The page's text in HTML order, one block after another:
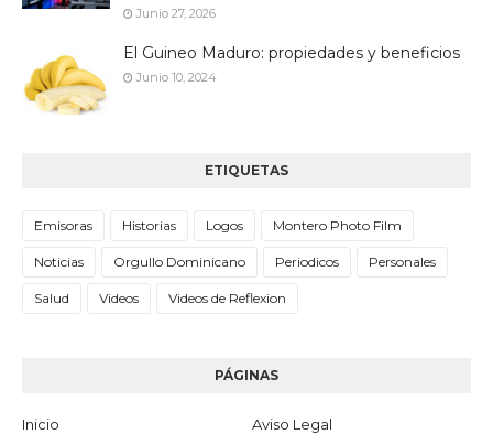
Junio 27, 2026
El Guineo Maduro: propiedades y beneficios
Junio 10, 2024
ETIQUETAS
Emisoras Historias Logos Montero Photo Film
Noticias Orgullo Dominicano Periodicos Personales
Salud Videos Videos de Reflexion
PÁGINAS
Inicio
Aviso Legal